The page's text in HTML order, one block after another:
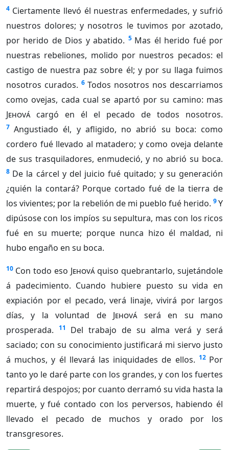
4 Ciertamente llevó él nuestras enfermedades, y sufrió
nuestros dolores; y nosotros le tuvimos por azotado,
por herido de Dios y abatido. 5 Mas él herido fué por
nuestras rebeliones, molido por nuestros pecados: el
castigo de nuestra paz sobre él; y por su llaga fuimos
nosotros curados. 6 Todos nosotros nos descarriamos
como ovejas, cada cual se apartó por su camino: mas
Jehovácargó en él el pecado de todos nosotros.
7 Angustiado él, y afligido, no abrió su boca: como
cordero fué llevado al matadero; y como oveja delante
de sus trasquiladores, enmudeció, y no abrió su boca.
8 De la cárcel y del juicio fué quitado; y su generación
¿quién la contará? Porque cortado fué de la tierra de
los vivientes; por la rebelión de mi pueblo fué herido. 9Y
dipúsose con los impíos su sepultura, mas con los ricos
fué en su muerte; porque nunca hizo él maldad, ni
hubo engaño en su boca.
10 Con todo eso Jehováquiso quebrantarlo, sujetándole
á padecimiento. Cuando hubiere puesto su vida en
expiación por el pecado, verá linaje, vivirá por largos
días, y la voluntad de Jehováserá en su mano
prosperada.
11
Del trabajo de su alma verá y será
saciado; con su conocimiento justificará mi siervo justo
á muchos, y él llevará las iniquidades de ellos. 12 Por
tanto yo le daré parte con los grandes, y con los fuertes
repartirá despojos; por cuanto derramó su vida hasta la
muerte, y fué contado con los perversos, habiendo él
llevado el pecado de muchos y orado por los
transgresores.